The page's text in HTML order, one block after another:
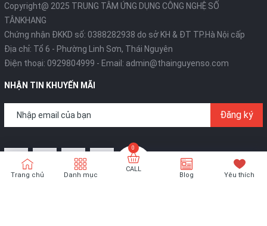
Copyright@ 2025 TRUNG TÂM ỨNG DỤNG CÔNG NGHỆ SỐ
TÂNKHANG
Chứng nhận ĐKKD số: 0388282938 do sở KH & ĐT TP.Hà Nội cấp
Địa chỉ: Tổ 6 - Phường Linh Sơn, Thái Nguyên
Điện thoại: 0929804999 - Email: admin@thainguyenso.com
NHẬN TIN KHUYẾN MÃI
Đăng ký
Trang chủ Danh mục
CALL
Blog Yêu thích